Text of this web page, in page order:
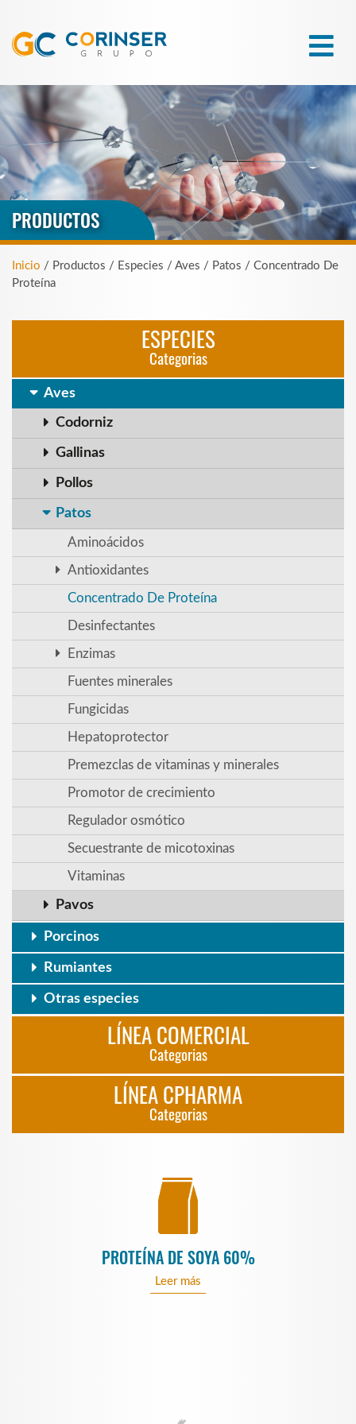
PRODUCTOS
Inicio / Productos / Especies / Aves / Patos / Concentrado De
Proteína
ESPECIES
Categorias
Aves
Codorniz
Gallinas
Pollos
Patos
Aminoácidos
Antioxidantes
Concentrado De Proteína
Desinfectantes
Enzimas
Fuentes minerales
Fungicidas
Hepatoprotector
Premezclas de vitaminas y minerales
Promotor de crecimiento
Regulador osmótico
Secuestrante de micotoxinas
Vitaminas
Pavos
Porcinos
Rumiantes
Otras especies
LÍNEA COMERCIAL
Categorias
LÍNEA CPHARMA
Categorias
PROTEÍNA DE SOYA 60%
Leer más